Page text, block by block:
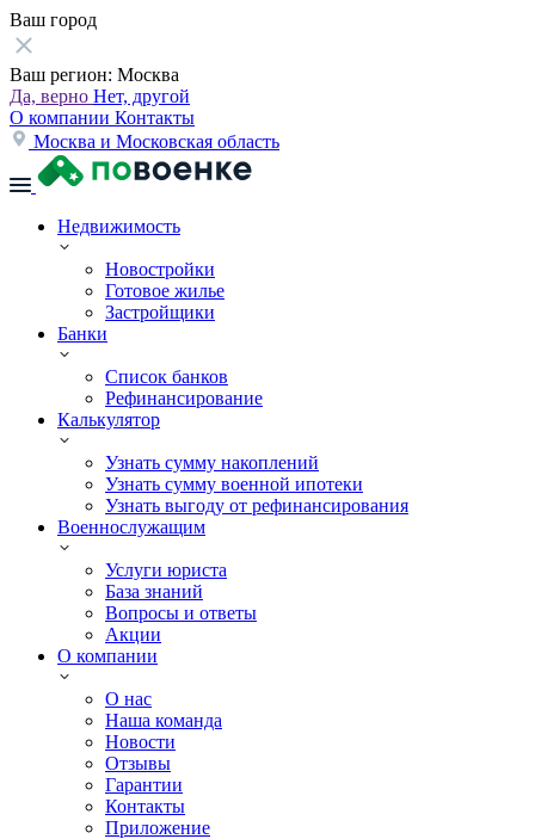
Ваш город
Ваш регион: Москва
Да, верно Нет, другой
О компании Контакты
Москва и Московская область
Недвижимость
Новостройки
Готовое жилье
Застройщики
Банки
Список банков
Рефинансирование
Калькулятор
Узнать сумму накоплений
Узнать сумму военной ипотеки
Узнать выгоду от рефинансирования
Военнослужащим
Услуги юриста
База знаний
Вопросы и ответы
Акции
О компании
О нас
Наша команда
Новости
Отзывы
Гарантии
Контакты
Приложение